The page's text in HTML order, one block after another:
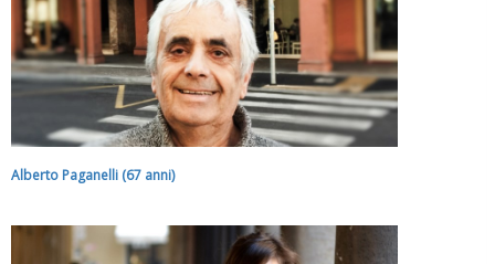
Alberto Paganelli (67 anni)